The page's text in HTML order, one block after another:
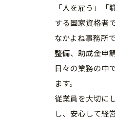
「人を雇う」
する国家資格者で
なかよね事務所
整備、助成金申
日々の業務の中
ます。
従業員を大切に
し、安心して経